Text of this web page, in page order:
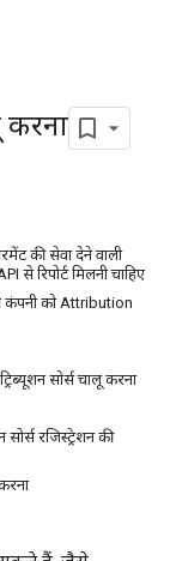
की सेवा देने वाली
से रिपोर्ट मिलनी चाहिए
कंपनी को Attribution
सोर्स चालू करना
रजिस्ट्रेशन की